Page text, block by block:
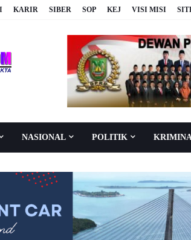
KARIR SIBER SOP KEJ VISI MISI
NASIONAL POLITIK